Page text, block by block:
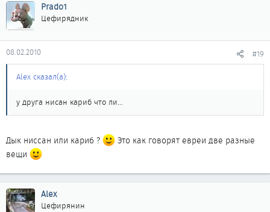
Prado1
Цефирядник
08.02.2010 #19
Alex сказал(а):
у друга нисан кариб что ли...
Дык ниссан или кариб ?
Это как говорят евреи две разные
вещи
Alex
Цефирянин